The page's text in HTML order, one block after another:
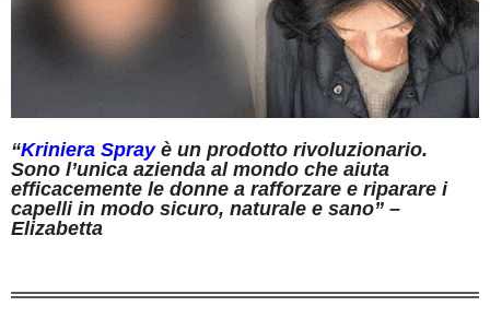
“Kriniera Sprayè un prodotto rivoluzionario.
Sono l’unica azienda al mondo che aiuta
efficacemente le donne a rafforzare e riparare i
capelli in modo sicuro, naturale e sano” –
Elizabetta